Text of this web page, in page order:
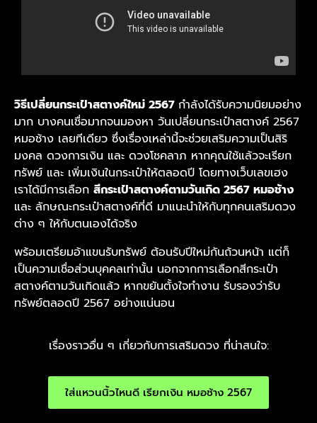
วิธีเปลี่ยนกระเป๋าสตางค์ใหม่ 2567 กำลังได้รับความนิยมอย่าง
มาก บางคนเชื่อมากจนมองหา วันเปลี่ยนกระเป๋าสตางค์ 2567
หมอช้าง เลยทีเดียว ซึ่งเรื่องเหล่านี้จะช่วยเสริมความเป็นสิริ
มงคล ดวงการเงิน และ ดวงโชคลาภ หากคุณใช้แล้วจะเรียก
ทรัพย์ และ เพิ่มเงินในกระเป๋าให้ตลอดปี โดยทางเว็บเลขเฮง
เราได้มีการเลือก สีกระเป๋าสตางค์ตามวันเกิด 2567 หมอช้าง
และ ลักษณะกระเป๋าสตางค์ที่ดี มาแนะนำให้กับทุกคนเสริมดวง
ต่าง ๆ ให้กับตนเองได้จริง
พร้อมเตรียมอ้าแขนรับทรัพย์ ต้อนรับปีใหม่กันถ้วนหน้า แต่ก็
เป็นความเชื่อส่วนบุคคลเท่านั้น นอกจากการเลือกสีกระเป๋า
สตางค์ตามวันเกิดแล้ว หากขยันตั้งใจทำงาน รับรองว่ารับ
ทรัพย์ตลอดปี 2567 อย่างแน่นอน
เรื่องราวอื่น ๆ เกี่ยวกับการเสริมดวง ที่น่าสนใจ:
ใส่แหวนนิ้วไหนดี เรียกเงิน หมอช้าง 2567